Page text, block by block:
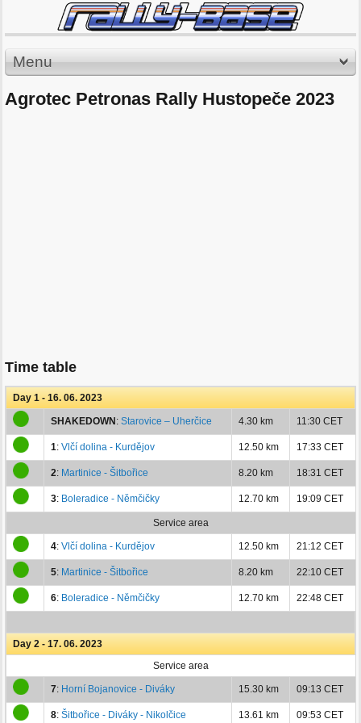
Menu
Agrotec Petronas Rally Hustopeče 2023
Time table
Day 1 - 16. 06. 2023
SHAKEDOWN : Starovice – Uherčice 4.30 km 11:30 CET
1: Vlčí dolina - Kurdějov 12.50 km 17:33 CET
2: Martinice - Šitbořice 8.20 km 18:31 CET
3: Boleradice - Němčičky 12.70 km 19:09 CET
Service area
4: Vlčí dolina - Kurdějov 12.50 km 21:12 CET
5: Martinice - Šitbořice 8.20 km 22:10 CET
6: Boleradice - Němčičky 12.70 km 22:48 CET
Day 2 - 17. 06. 2023
Service area
7: Horní Bojanovice - Diváky 15.30 km 09:13 CET
8: Šitbořice - Diváky - Nikolčice 13.61 km 09:53 CET